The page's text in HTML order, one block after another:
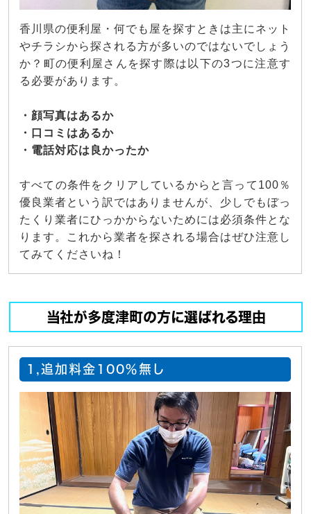
香川県の便利屋・何でも屋を探すときは主にネット
やチラシから探される方が多いのではないでしょう
か？町の便利屋さんを探す際は以下の3つに注意す
る必要があります。
・顔写真はあるか
・口コミはあるか
・電話対応は良かったか
すべての条件をクリアしているからと言って100％
優良業者という訳ではありませんが、少しでもぼっ
たくり業者にひっかからないためには必須条件とな
ります。これから業者を探される場合はぜひ注意し
てみてくださいね！
当社が多度津町の方に選ばれる理由
1,追加料金100％無し